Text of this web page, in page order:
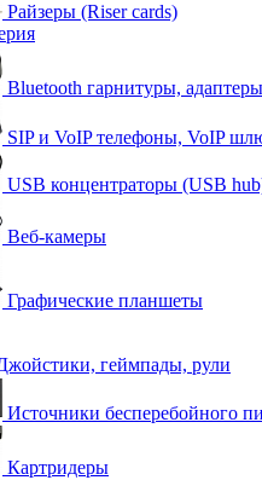
Райзеры (Riser cards)
Bluetooth гарнитуры, адаптеры
SIP и VoIP телефоны, VoIP
USB концентраторы (USB
Веб-камеры
Графические планшеты
геймпады, рули
Источники бесперебойного
Картридеры